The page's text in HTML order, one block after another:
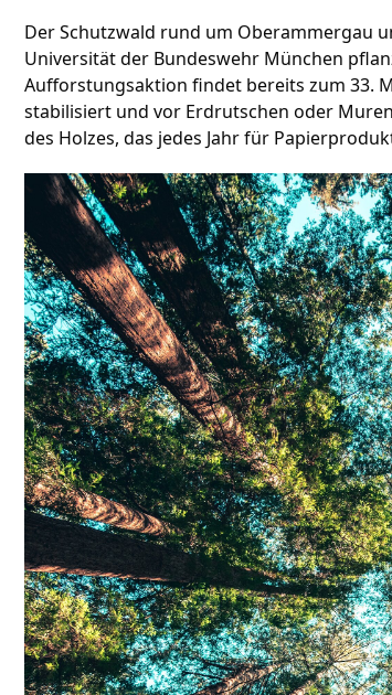
Der Schutzwald rund um Oberammergau
Universität der Bundeswehr München
Aufforstungsaktion findet bereits zum 33.
stabilisiert und vor Erdrutschen oder
des Holzes, das jedes Jahr für